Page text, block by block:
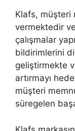
Klafs, müşteri
vermektedir
çalışmalar
bildirimlerini
geliştirmekte
artırmayı
müşteri
süregelen